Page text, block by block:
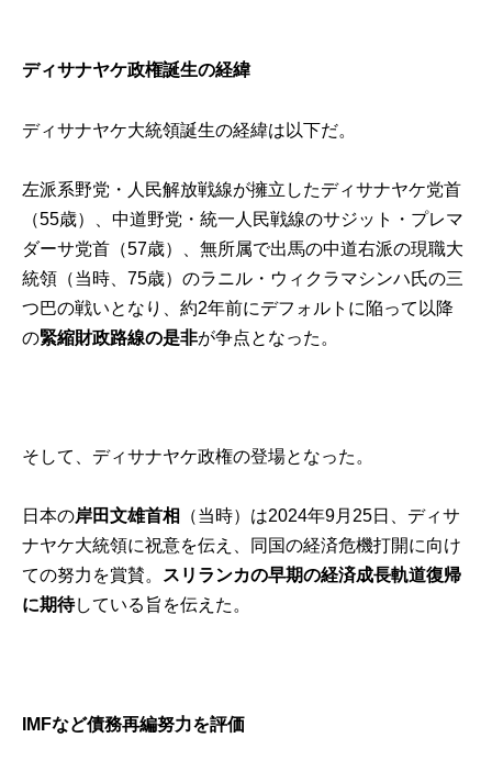
ディサナヤケ政権誕生の経緯
ディサナヤケ大統領誕生の経緯は以下だ。
左派系野党・人民解放戦線が擁立したディサナヤケ党首
（55歳）、中道野党・統一人民戦線のサジット・プレマ
ダーサ党首（57歳）、無所属で出馬の中道右派の現職大
統領（当時、75歳）のラニル・ウィクラマシンハ氏の三
つ巴の戦いとなり、約2年前にデフォルトに陥って以降
の緊縮財政路線の是非が争点となった。
そして、ディサナヤケ政権の登場となった。
日本の岸田文雄首相
（当時）は2024年9月25日、ディサ
ナヤケ大統領に祝意を伝え、同国の経済危機打開に向け
ての努力を賞賛。
スリランカの早期の経済成長軌道復帰
に期待している旨を伝えた。
IMFなど債務再編努力を評価